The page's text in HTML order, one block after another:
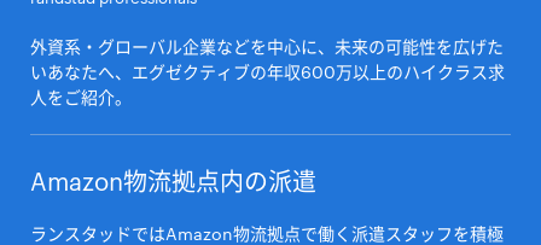
外資系・グローバル企業などを中心に、未来の可能性を広げた
いあなたへ、エグゼクティブの年収600万以上のハイクラス求
人をご紹介。
Amazon物流拠点内の派遣
ランスタッドではAmazon物流拠点で働く派遣スタッフを積極